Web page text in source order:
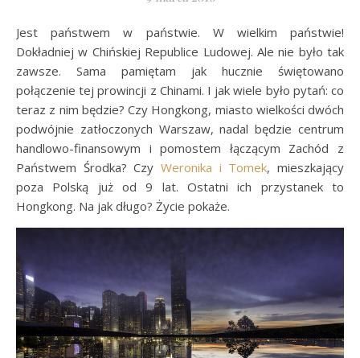
Jest państwem w państwie. W wielkim państwie!
Dokładniej w Chińskiej Republice Ludowej. Ale nie było tak
zawsze. Sama pamiętam jak hucznie świętowano
połączenie tej prowincji z Chinami. I jak wiele było pytań: co
teraz z nim będzie? Czy Hongkong, miasto wielkości dwóch
podwójnie zatłoczonych Warszaw, nadal będzie centrum
handlowo-finansowym i pomostem łączącym Zachód z
Państwem Środka? Czy Weronika i Tomek, mieszkający
poza Polską już od 9 lat. Ostatni ich przystanek to
Hongkong. Na jak długo? Życie pokaże.